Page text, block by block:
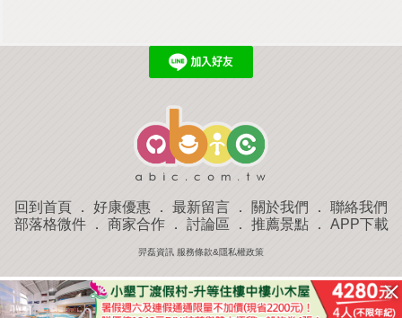
回到首頁 ． 好康優惠 ． 最新留言 ． 關於我們 ． 聯絡我們
部落格微件． 商家合作． 討論區 ． 推薦景點． APP下載
羿磊資訊 服務條款&隱私權政策